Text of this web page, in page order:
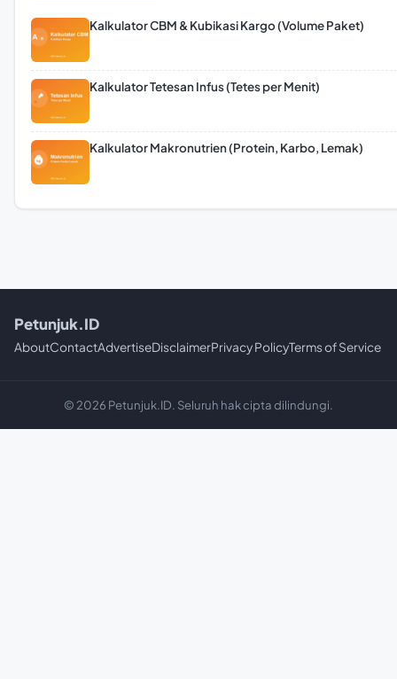
Kalkulator CBM & Kubikasi Kargo (Volume Paket)
Kalkulator Tetesan Infus (Tetes per Menit)
Kalkulator Makronutrien (Protein, Karbo, Lemak)
Petunjuk.ID
AboutContactAdvertiseDisclaimerPrivacy PolicyTerms of Service
© 2026 Petunjuk.ID. Seluruh hak cipta dilindungi.